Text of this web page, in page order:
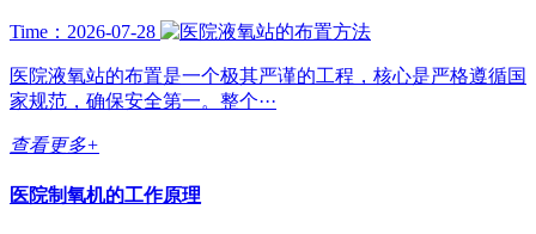
Time：2026-07-28
医院液氧站的布置是一个极其严谨的工程，核心是严格遵循国
家规范，确保安全第一。整个···
查看更多+
医院制氧机的工作原理